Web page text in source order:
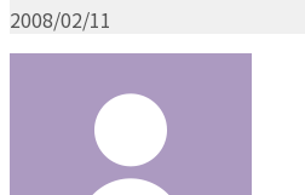
2008/02/11